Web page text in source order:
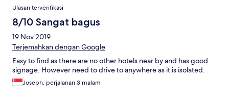
Ulasan terverifikasi
8/10 Sangat bagus
19 Nov 2019
Terjemahkan dengan Google
Easy to find as there are no other hotels near by and has good
signage. However need to drive to anywhere as it is isolated.
Joseph, perjalanan 3 malam